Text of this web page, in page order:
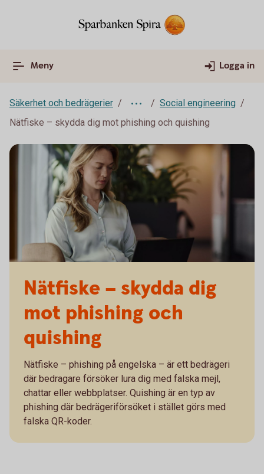
Meny Logga in
Säkerhet och bedrägerier
Social engineering
Nätfiske – skydda dig mot phishing och quishing
Nätfiske – skydda dig
mot phishing och
quishing
Nätfiske – phishing på engelska – är ett bedrägeri
där bedragare försöker lura dig med falska mejl,
chattar eller webbplatser. Quishing är en typ av
phishing där bedrägeriförsöket i stället görs med
falska QR-koder.